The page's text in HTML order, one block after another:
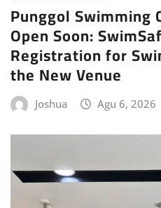
Punggol Swimming
Open Soon:
Registration for
the New Venue
Joshua Agu 6, 2026